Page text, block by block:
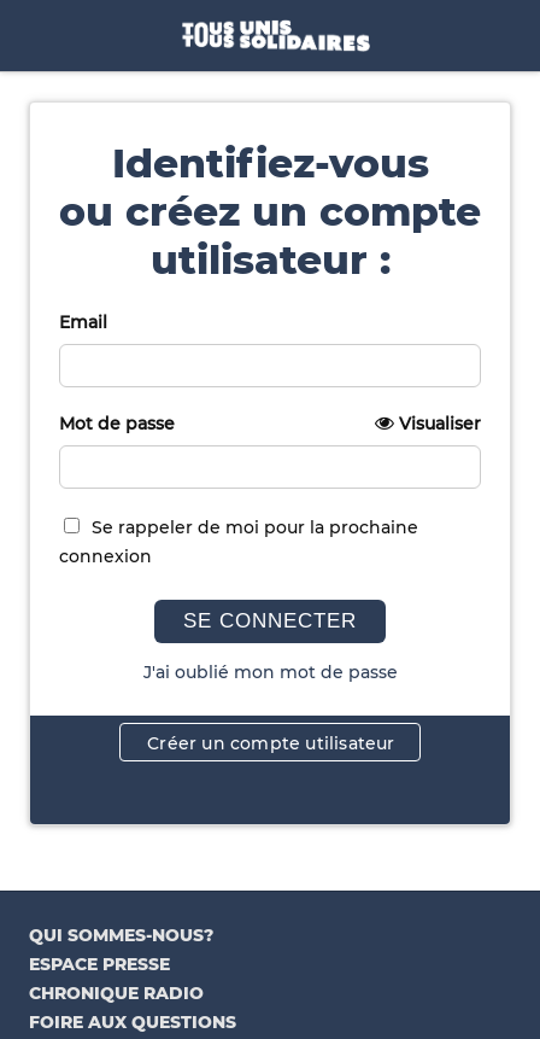
Identifiez-vous
ou créez un compte
utilisateur :
Email
Mot de passe Visualiser
Se rappeler de moi pour la prochaine
connexion
SE CONNECTER
J'ai oublié mon mot de passe
Créer un compte utilisateur
QUI SOMMES-NOUS?
ESPACE PRESSE
CHRONIQUE RADIO
FOIRE AUX QUESTIONS